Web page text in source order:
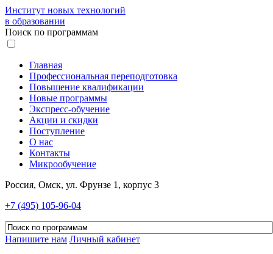
Институт новых технологий
в образовании
Поиск по программам
Главная
Профессиональная переподготовка
Повышение квалификации
Новые программы
Экспресс-обучение
Акции и скидки
Поступление
О нас
Контакты
Микрообучение
Россия, Омск, ул. Фрунзе 1, корпус 3
+7 (495) 105-96-04
Напишите нам Личный кабинет